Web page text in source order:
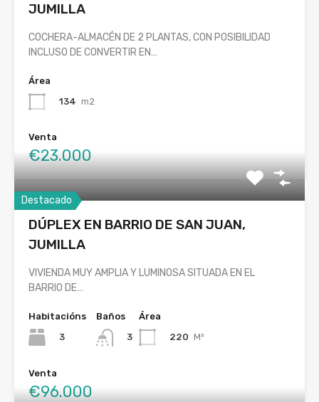
JUMILLA
COCHERA-ALMACÉN DE 2 PLANTAS, CON POSIBILIDAD
INCLUSO DE CONVERTIR EN…
Área
134 m2
Venta
€23.000
Destacado
DÚPLEX EN BARRIO DE SAN JUAN,
JUMILLA
VIVIENDA MUY AMPLIA Y LUMINOSA SITUADA EN EL
BARRIO DE…
Habitacións
3
Baños
3
Área
220 M²
Venta
€96.000